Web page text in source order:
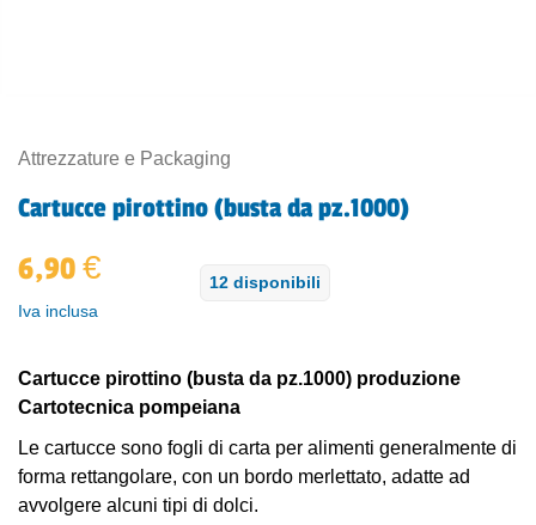
Attrezzature e Packaging
Cartucce pirottino (busta da pz.1000)
6,90 €
Iva inclusa
12 disponibili
Cartucce pirottino (busta da pz.1000) produzione
Cartotecnica pompeiana
Le cartucce sono fogli di carta per alimenti generalmente di
forma rettangolare, con un bordo merlettato, adatte ad
avvolgere alcuni tipi di dolci.